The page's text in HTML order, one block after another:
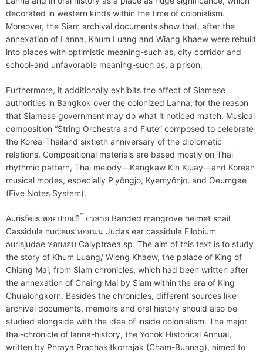
decorated in western kinds within the time of colonialism.
Moreover, the Siam archival documents show that, after the
annexation of Lanna, Khum Luang and Wiang Khaew were rebuilt
into places with optimistic meaning-such as, city corridor and
school-and unfavorable meaning-such as, a prison.
Furthermore, it additionally exhibits the affect of Siamese
authorities in Bangkok over the colonized Lanna, for the reason
that Siamese government may do what it noticed match. Musical
composition “String Orchestra and Flute” composed to celebrate
the Korea-Thailand sixtieth anniversary of the diplomatic
relations. Compositional materials are based mostly on Thai
rhythmic pattern, Thai melody—Kangkaw Kin Kluay—and Korean
musical modes, especially P’yŏngjo, Kyemyŏnjo, and Oeumgae
(Five Notes System).
Aurisfelis หอยปากเบี ้ ยวลาย Banded mangrove helmet snail
Cassidula nucleus หอยนน Judas ear cassidula Ellobium
aurisjudae หอยงอบ Calyptraea sp. The aim of this text is to study
the story of Khum Luang/ Wieng Khaew, the palace of King of
Chiang Mai, from Siam chronicles, which had been written after
the annexation of Chaing Mai by Siam within the era of King
Chulalongkorn. Besides the chronicles, different sources like
archival documents, memoirs and oral history should also be
studied alongside with the idea of inside colonialism. The major
thai-chronicle of lanna-history, the Yonok Historical Annual,
written by Phraya Prachakitkorrajak (Cham-Bunnag), aimed to